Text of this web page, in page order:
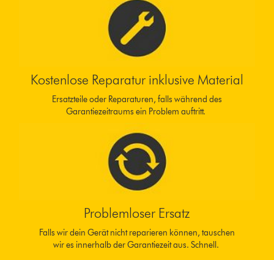
Kostenlose Reparatur inklusive Material
Ersatzteile oder Reparaturen, falls während des
Garantiezeitraums ein Problem auftritt.
Problemloser Ersatz
Falls wir dein Gerät nicht reparieren können, tauschen
wir es innerhalb der Garantiezeit aus. Schnell.